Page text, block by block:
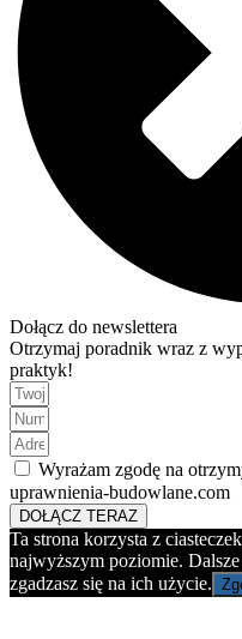
Dołącz do newslettera
Otrzymaj poradnik wraz z
praktyk!
Wyrażam zgodę na
uprawnienia-budowlane.com
DOŁĄCZ TERAZ
Ta strona korzysta z
najwyższym poziomie.
zgadzasz się na ich użycie.